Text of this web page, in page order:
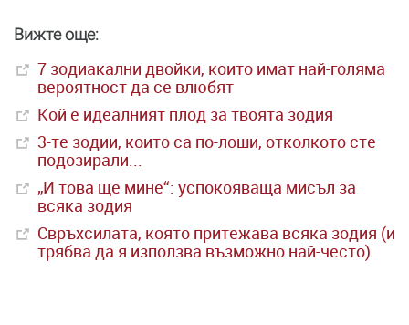
Вижте още:
7 зодиакални двойки, които имат най-голяма
вероятност да се влюбят
Кой е идеалният плод за твоята зодия
3-те зодии, които са по-лоши, отколкото сте
подозирали...
„И това ще мине“: успокояваща мисъл за
всяка зодия
Свръхсилата, която притежава всяка зодия (и
трябва да я използва възможно най-често)